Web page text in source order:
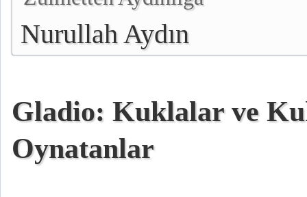
Nurullah Aydın
Gladio: Kuklalar ve
Oynatanlar